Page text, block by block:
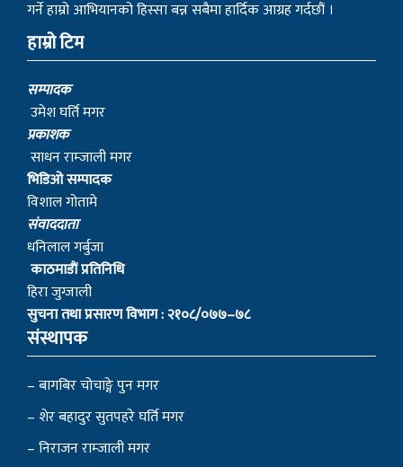
हाम्रो टिम
सम्पादक
उमेश घर्ति मगर
प्रकाशक
साधन राम्जाली मगर
भिडिओ सम्पादक
विशाल गोतामे
स‌ंवाददाता
धनिलाल गर्बुजा
काठमाडाैं प्रतिनिधि
हिरा जुग्जाली
सुचना तथा प्रसारण विभाग : २१०८/०७७–७८
संस्थापक
– बागबिर चोचाङ्गे पुन मगर
– शेर बहादुर सुतपहरे घर्ति मगर
– निराजन राम्जाली मगर
– लोकेन्द्र सुतपहरे घर्ति मगर